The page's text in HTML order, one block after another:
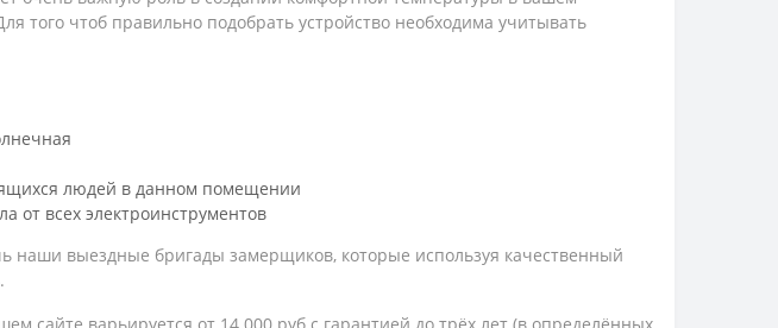
того чтоб правильно подобрать устройство необходима учитывать
людей в данном помещении
от всех электроинструментов
наши выездные бригады замерщиков, которые используя качественный